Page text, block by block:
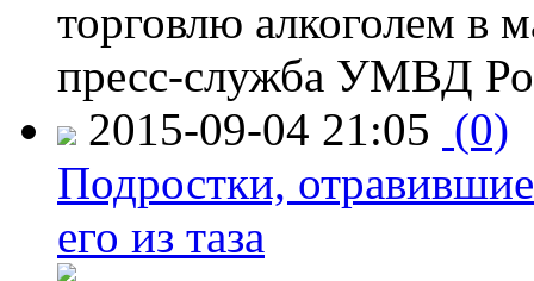
торговлю алкоголем в
пресс-служба УМВД
2015-09-04 21:05 (0)
Подростки,
его из таза